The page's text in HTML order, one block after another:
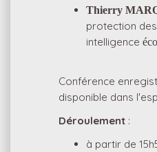
Thierry
protection
intelligence
Conférence
disponible dans
Déroulement :
à partir de